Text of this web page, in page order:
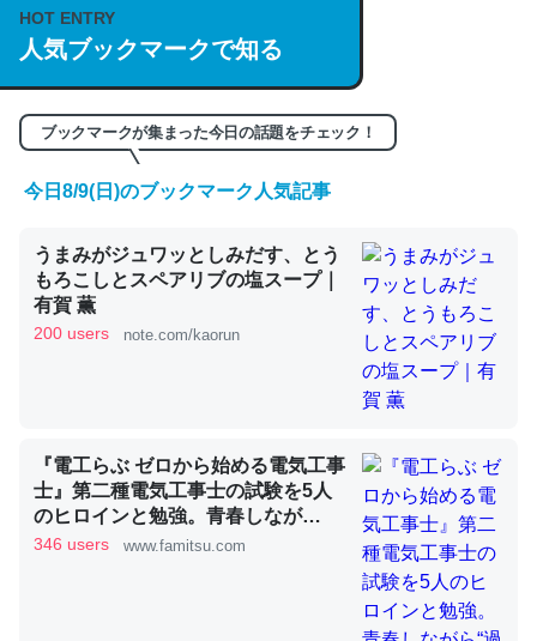
https://isobe324649.hatenablog.com/entry/2023/03/27
/064121
─GPTの仕組みと限界についての考察（１） - conceptualization
くらい。小説でいう「ずっと前の伏線」は回収されないけ
ど、短期記憶というには多い分量。進化すればするほど分
かりやすく強くなりそう
─GPTの仕組みと限界についての考察（１） - conceptualization
昆虫ってカルシウム少ないのか。知らんかった。調べたら
コオロギのカルシウム分はエビの600分の1程度。
─ニュース :: 【研究発表】昆虫学の大問題＝「昆虫はなぜ海にいな
HOT ENTRY
人気ブックマークで知る
ブックマークが集まった今日の話題をチェック！
今日8/9(日)のブックマーク人気記事
うまみがジュワッとしみだす、とう
もろこしとスペアリブの塩スープ｜
有賀 薫
200 users note.com/kaorun
『電工らぶ ゼロから始める電気工事
士』第二種電気工事士の試験を5人
のヒロインと勉強。青春しなが
ら“過去問1000問”や“本番形式CBT
346 users www.famitsu.com